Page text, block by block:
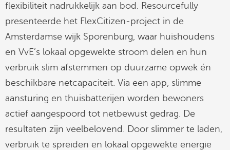
flexibiliteit nadrukkelijk aan bod. Resourcefully
presenteerde het FlexCitizen-project in de
Amsterdamse wijk Sporenburg, waar huishoudens
en VvE’s lokaal opgewekte stroom delen en hun
verbruik slim afstemmen op duurzame opwek én
beschikbare netcapaciteit. Via een app, slimme
aansturing en thuisbatterijen worden bewoners
actief aangespoord tot netbewust gedrag. De
resultaten zijn veelbelovend. Door slimmer te laden,
verbruik te spreiden en lokaal opgewekte energie